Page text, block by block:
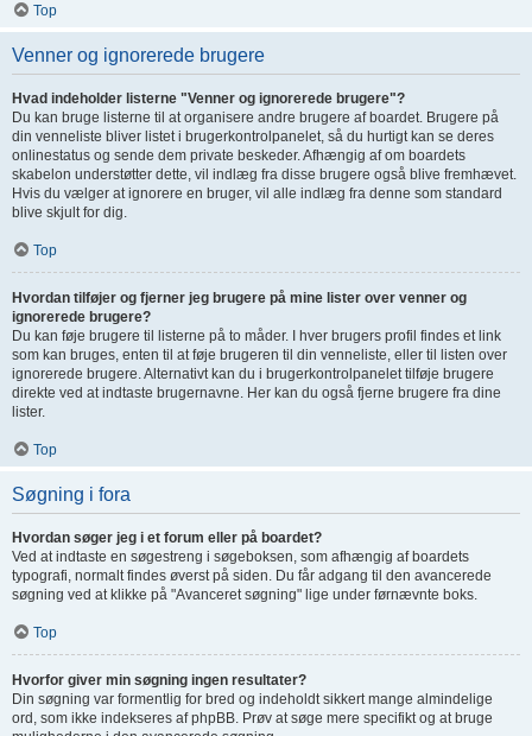
Top
Venner og ignorerede brugere
Hvad indeholder listerne "Venner og ignorerede brugere"?
Du kan bruge listerne til at organisere andre brugere af boardet. Brugere på
din venneliste bliver listet i brugerkontrolpanelet, så du hurtigt kan se deres
onlinestatus og sende dem private beskeder. Afhængig af om boardets
skabelon understøtter dette, vil indlæg fra disse brugere også blive fremhævet.
Hvis du vælger at ignorere en bruger, vil alle indlæg fra denne som standard
blive skjult for dig.
Top
Hvordan tilføjer og fjerner jeg brugere på mine lister over venner og
ignorerede brugere?
Du kan føje brugere til listerne på to måder. I hver brugers profil findes et link
som kan bruges, enten til at føje brugeren til din venneliste, eller til listen over
ignorerede brugere. Alternativt kan du i brugerkontrolpanelet tilføje brugere
direkte ved at indtaste brugernavne. Her kan du også fjerne brugere fra dine
lister.
Top
Søgning i fora
Hvordan søger jeg i et forum eller på boardet?
Ved at indtaste en søgestreng i søgeboksen, som afhængig af boardets
typografi, normalt findes øverst på siden. Du får adgang til den avancerede
søgning ved at klikke på "Avanceret søgning" lige under førnævnte boks.
Top
Hvorfor giver min søgning ingen resultater?
Din søgning var formentlig for bred og indeholdt sikkert mange almindelige
ord, som ikke indekseres af phpBB. Prøv at søge mere specifikt og at bruge